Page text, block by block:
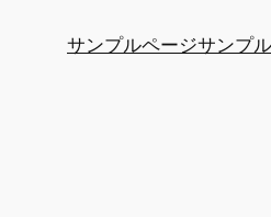
サンプルページサンプ